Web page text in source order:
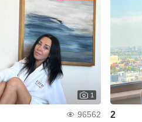
1
96562 2